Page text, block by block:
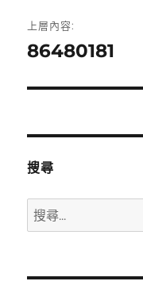
章
上層內容:
86480181
搜尋
搜
尋
鍵